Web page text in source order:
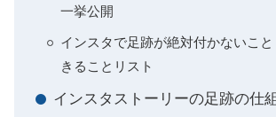
一挙公開
インスタで足跡が絶対付かないこ
きることリスト
インスタストーリーの足跡の仕